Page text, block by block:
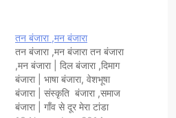
तन बंजारा ,मन बंजारा
तन बंजारा ,मन बंजारा तन बंजारा
,मन बंजारा | दिल बंजारा ,दिमाग
बंजारा | भाषा बंजारा, वेशभूषा
बंजारा | संस्कृति बंजारा ,समाज
बंजारा | गाँव से दूर मेरा टांडा